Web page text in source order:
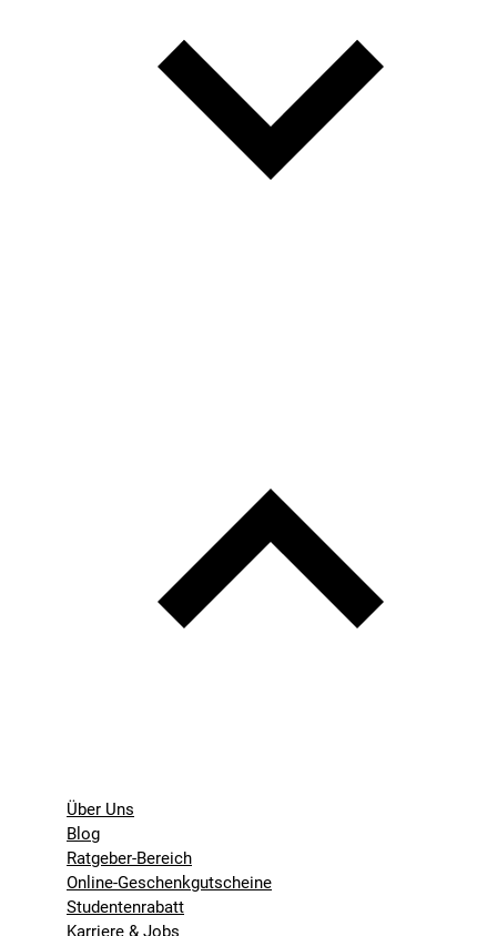
Über Uns
Blog
Ratgeber-Bereich
Online-Geschenkgutscheine
Studentenrabatt
Karriere & Jobs